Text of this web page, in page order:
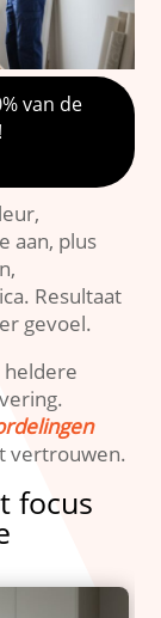
van de
aan, plus
Resultaat
gevoel.​
vertrouwen.​
focus